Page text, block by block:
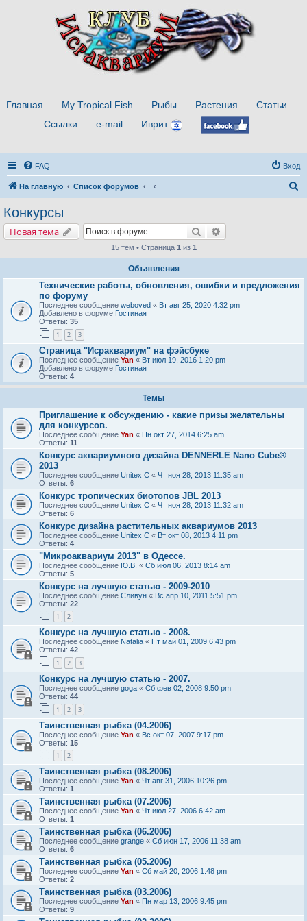
Главная My Tropical Fish Рыбы Растения
Статьи
Ссылки
e-mail Иврит
FAQ Вход
На главную Список форумов
Конкурсы
Новая тема Поиск
15 тем • Страница 1 из 1
Объявления
Технические работы, обновления, ошибки и предложения
по форуму
Последнее сообщение weboved « Вт авг 25, 2020 4:32 pm
Добавлено в форуме Гостиная
Ответы: 35
1 2 3
Страница "Исраквариум" на фэйсбуке
Последнее сообщение Yan « Вт июл 19, 2016 1:20 pm
Добавлено в форуме Гостиная
Ответы: 4
Темы
Приглашение к обсуждению - какие призы желательны
для конкурсов.
Последнее сообщение Yan « Пн окт 27, 2014 6:25 am
Ответы: 11
Конкурс аквариумного дизайна DENNERLE Nano Cube®
2013
Последнее сообщение Unitex C « Чт ноя 28, 2013 11:35 am
Ответы: 6
Конкурс тропических биотопов JBL 2013
Последнее сообщение Unitex C « Чт ноя 28, 2013 11:32 am
Ответы: 6
Конкурс дизайна растительных аквариумов 2013
Последнее сообщение Unitex C « Вт окт 08, 2013 4:11 pm
Ответы: 4
"Микроаквариум 2013" в Одессе.
Последнее сообщение Ю.В. « Сб июл 06, 2013 8:14 am
Ответы: 5
Конкурс на лучшую статью - 2009-2010
Последнее сообщение Сливун « Вс апр 10, 2011 5:51 pm
Ответы: 22
1 2
Конкурс на лучшую статью - 2008.
Последнее сообщение Natalia « Пт май 01, 2009 6:43 pm
Ответы: 42
1 2 3
Конкурс на лучшую статью - 2007.
Последнее сообщение goga « Сб фев 02, 2008 9:50 pm
Ответы: 44
1 2 3
Таинственная рыбка (04.2006)
Последнее сообщение Yan « Вс окт 07, 2007 9:17 pm
Ответы: 15
1 2
Таинственная рыбка (08.2006)
Последнее сообщение Yan « Чт авг 31, 2006 10:26 pm
Ответы: 1
Таинственная рыбка (07.2006)
Последнее сообщение Yan « Чт июл 27, 2006 6:42 am
Ответы: 1
Таинственная рыбка (06.2006)
Последнее сообщение grange « Сб июн 17, 2006 11:38 am
Ответы: 6
Таинственная рыбка (05.2006)
Последнее сообщение Yan « Сб май 20, 2006 1:48 pm
Ответы: 2
Таинственная рыбка (03.2006)
Последнее сообщение Yan « Пн мар 13, 2006 9:45 pm
Ответы: 9